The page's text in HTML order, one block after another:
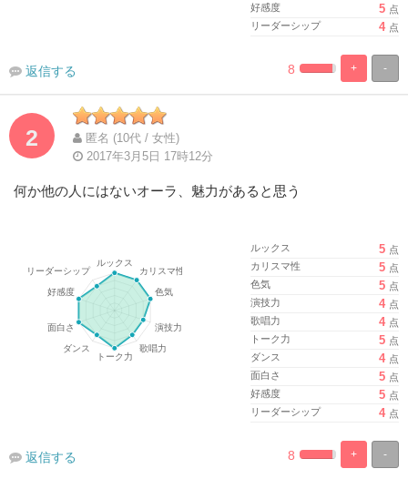
好感度
5 点
リーダーシップ
4 点
-
+
%
100%
8
返信する
2
匿名 (10代 / 女性)
2017年3月5日 17時12分
何か他の人にはないオーラ、魅力があると思う
ルックス 5 点
カリスマ性
5 点
色気
5 点
演技力
4 点
歌唱力
4 点
トーク力
5 点
ダンス
4 点
面白さ
5 点
好感度
5 点
リーダーシップ
4 点
-
+
%
100%
8
返信する